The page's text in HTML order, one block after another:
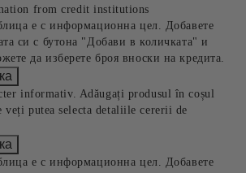
from credit institutions
е с информационна цел. Добавете
си с бутона "Добави в количката" и
да изберете броя вноски на кредита.
informativ. Adăugați produsul în coșul
veți putea selecta detaliile cererii de
е с информационна цел. Добавете